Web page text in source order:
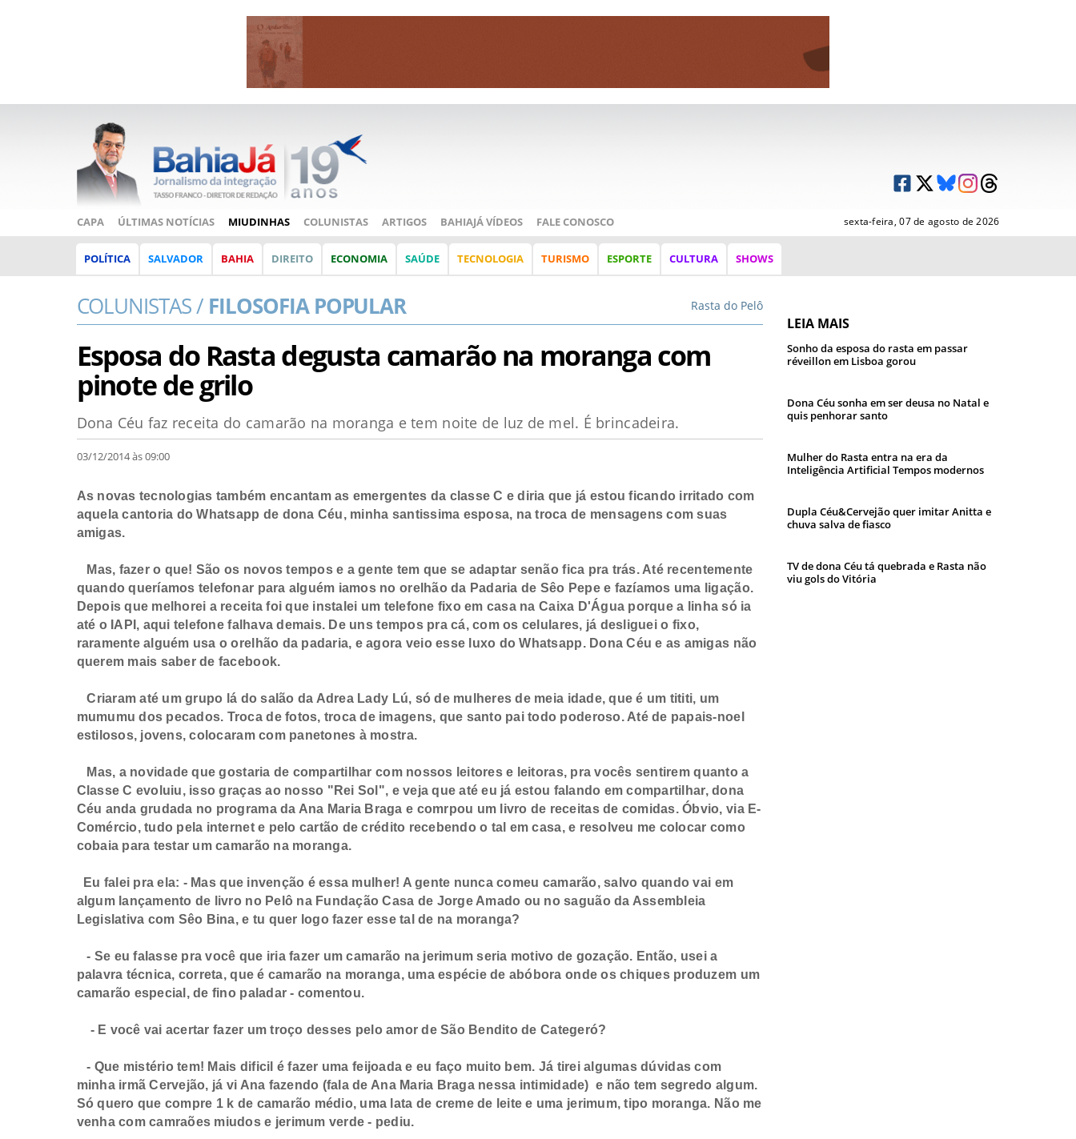
CAPA ÚLTIMAS NOTÍCIAS MIUDINHAS COLUNISTAS ARTIGOS BAHIAJÁ VÍDEOS FALE CONOSCO sexta-feira, 07 de agosto de 2026
POLÍTICA SALVADOR BAHIA DIREITO ECONOMIA SAÚDE TECNOLOGIA TURISMO ESPORTE CULTURA SHOWS
COLUNISTAS / FILOSOFIA POPULAR Rasta do Pelô
Esposa do Rasta degusta camarão na moranga com
pinote de grilo
Dona Céu faz receita do camarão na moranga e tem noite de luz de mel. É brincadeira.
03/12/2014 às 09:00
As novas tecnologias também encantam as emergentes da classe C e diria que já estou ficando irritado com
aquela cantoria do Whatsapp de dona Céu, minha santissima esposa, na troca de mensagens com suas
amigas.
Mas, fazer o que! São os novos tempos e a gente tem que se adaptar senão fica pra trás. Até recentemente
quando queríamos telefonar para alguém iamos no orelhão da Padaria de Sêo Pepe e fazíamos uma ligação.
Depois que melhorei a receita foi que instalei um telefone fixo em casa na Caixa D'Água porque a linha só ia
até o IAPI, aqui telefone falhava demais. De uns tempos pra cá, com os celulares, já desliguei o fixo,
raramente alguém usa o orelhão da padaria, e agora veio esse luxo do Whatsapp. Dona Céu e as amigas não
querem mais saber de facebook.
Criaram até um grupo lá do salão da Adrea Lady Lú, só de mulheres de meia idade, que é um tititi, um
mumumu dos pecados. Troca de fotos, troca de imagens, que santo pai todo poderoso. Até de papais-noel
estilosos, jovens, colocaram com panetones à mostra.
Mas, a novidade que gostaria de compartilhar com nossos leitores e leitoras, pra vocês sentirem quanto a
Classe C evoluiu, isso graças ao nosso "Rei Sol", e veja que até eu já estou falando em compartilhar, dona
Céu anda grudada no programa da Ana Maria Braga e comrpou um livro de receitas de comidas. Óbvio, via E-
Comércio, tudo pela internet e pelo cartão de crédito recebendo o tal em casa, e resolveu me colocar como
cobaia para testar um camarão na moranga.
Eu falei pra ela: - Mas que invenção é essa mulher! A gente nunca comeu camarão, salvo quando vai em
algum lançamento de livro no Pelô na Fundação Casa de Jorge Amado ou no saguão da Assembleia
Legislativa com Sêo Bina, e tu quer logo fazer esse tal de na moranga?
- Se eu falasse pra você que iria fazer um camarão na jerimum seria motivo de gozação. Então, usei a
palavra técnica, correta, que é camarão na moranga, uma espécie de abóbora onde os chiques produzem um
camarão especial, de fino paladar - comentou.
- E você vai acertar fazer um troço desses pelo amor de São Bendito de Categeró?
- Que mistério tem! Mais dificil é fazer uma feijoada e eu faço muito bem. Já tirei algumas dúvidas com
minha irmã Cervejão, já vi Ana fazendo (fala de Ana Maria Braga nessa intimidade) e não tem segredo algum.
Só quero que compre 1 k de camarão médio, uma lata de creme de leite e uma jerimum, tipo moranga. Não me
venha com camraões miudos e jerimum verde - pediu.
LEIA MAIS
Sonho da esposa do rasta em passar
réveillon em Lisboa gorou
Dona Céu sonha em ser deusa no Natal e
quis penhorar santo
Mulher do Rasta entra na era da
Inteligência Artificial Tempos modernos
Dupla Céu&Cervejão quer imitar Anitta e
chuva salva de fiasco
TV de dona Céu tá quebrada e Rasta não
viu gols do Vitória